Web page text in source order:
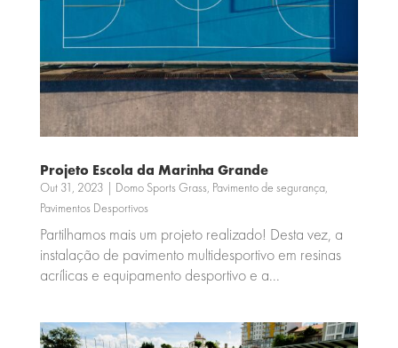
Projeto Escola da Marinha Grande
Out 31, 2023 | Domo Sports Grass, Pavimento de segurança,
Pavimentos Desportivos
Partilhamos mais um projeto realizado! Desta vez, a
instalação de pavimento multidesportivo em resinas
acrílicas e equipamento desportivo e a...